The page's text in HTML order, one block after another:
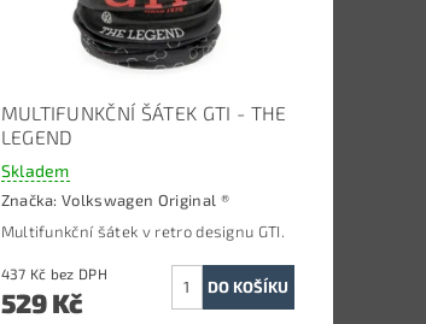
MULTIFUNKČNÍ ŠÁTEK GTI - THE
LEGEND
Skladem
Značka:Volkswagen Original ®
Multifunkční šátek v retro designu GTI.
437 Kč bez DPH
529 Kč